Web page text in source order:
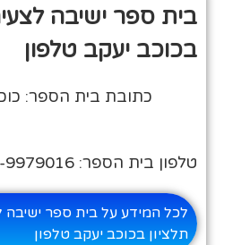
בית ספר ישיבה
בכוכב יעקב טלפון
כתובת בית הספר:
טלפון בית הספר: 02-9979016
לכל המידע על בית ספר ישיבה
תלציון בכוכב יעקב טלפון